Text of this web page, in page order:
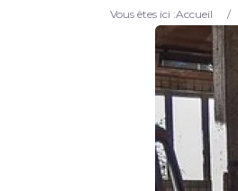
Vous êtes ici :Accueil /